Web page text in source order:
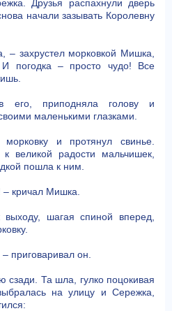
Друзья распахнули дверь
начали зазывать Королевну
– захрустел морковкой Мишка,
погодка – просто чудо! Все
его, приподняла голову и
маленькими глазками.
и протянул свинье.
великой радости мальчишек,
пошла к ним.
кричал Мишка.
шагая спиной вперед,
приговаривал он.
сзади. Та шла, гулко поцокивая
на улицу и Сережка,